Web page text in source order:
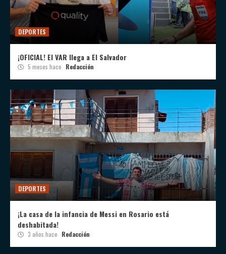
DEPORTES
¡OFICIAL! El VAR llega a El Salvador
5 meses hace Redacción
DEPORTES
¡La casa de la infancia de Messi en Rosario está
deshabitada!
3 años hace Redacción